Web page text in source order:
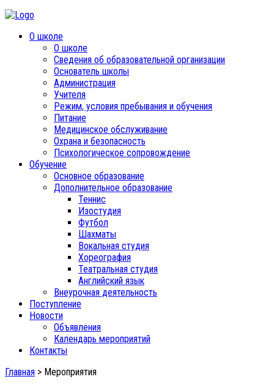
О школе
О школе
Сведения об образовательной организации
Основатель школы
Администрация
Учителя
Режим, условия пребывания и обучения
Питание
Медицинское обслуживание
Охрана и безопасность
Психологическое сопровождение
Обучение
Основное образование
Дополнительное образование
Теннис
Изостудия
Футбол
Шахматы
Вокальная студия
Хореография
Театральная студия
Английский язык
Внеурочная деятельность
Поступление
Новости
Объявления
Календарь мероприятий
Контакты
Главная > Мероприятия